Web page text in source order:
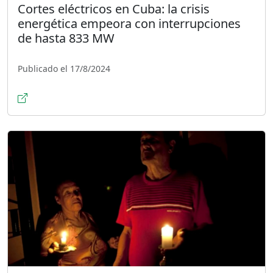
Cortes eléctricos en Cuba: la crisis
energética empeora con interrupciones
de hasta 833 MW
Publicado el 17/8/2024